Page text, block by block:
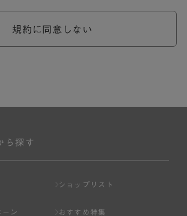
のとします。
または弊社が別途指定する方法に従って
規約に同意しない
ら探す
ショップリスト
ーン おすすめ特集